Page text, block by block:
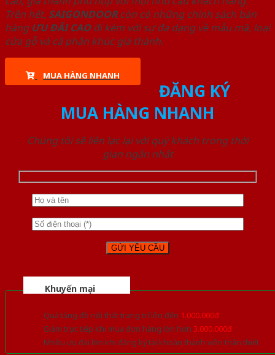
Trên hết, SAIGONDOORcòn có những chính sách bán
hàng ƯU ĐÃI CAOđi kèm với sự đa dạng về mẫu mã, loại
cửa gỗ và cả phân khúc giá thành.
MUA HÀNG NHANH
ĐĂNG KÝ
MUA HÀNG NHANH
Chúng tôi sẽ liên lạc lại với quý khách trong thời
gian ngắn nhất
Khuyến mại
Quà tặng đồ nội thất trang trí lên đến 1.000.000đ
Giảm trực tiếp khi mua đơn hàng lớn hơn 3.000.000đ
Nhiều ưu đãi lớn khi đăng ký tài khoản thành viên thân thiết